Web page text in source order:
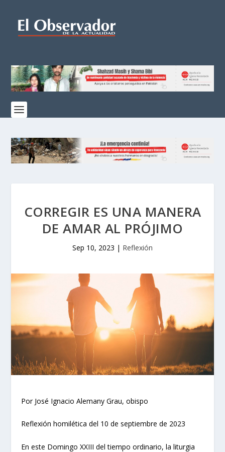
CORREGIR ES UNA MANERA
DE AMAR AL PRÓJIMO
Sep 10, 2023 | Reflexión
Por José Ignacio Alemany Grau, obispo
Reflexión homilética del 10 de septiembre de 2023
En este Domingo XXIII del tiempo ordinario, la liturgia